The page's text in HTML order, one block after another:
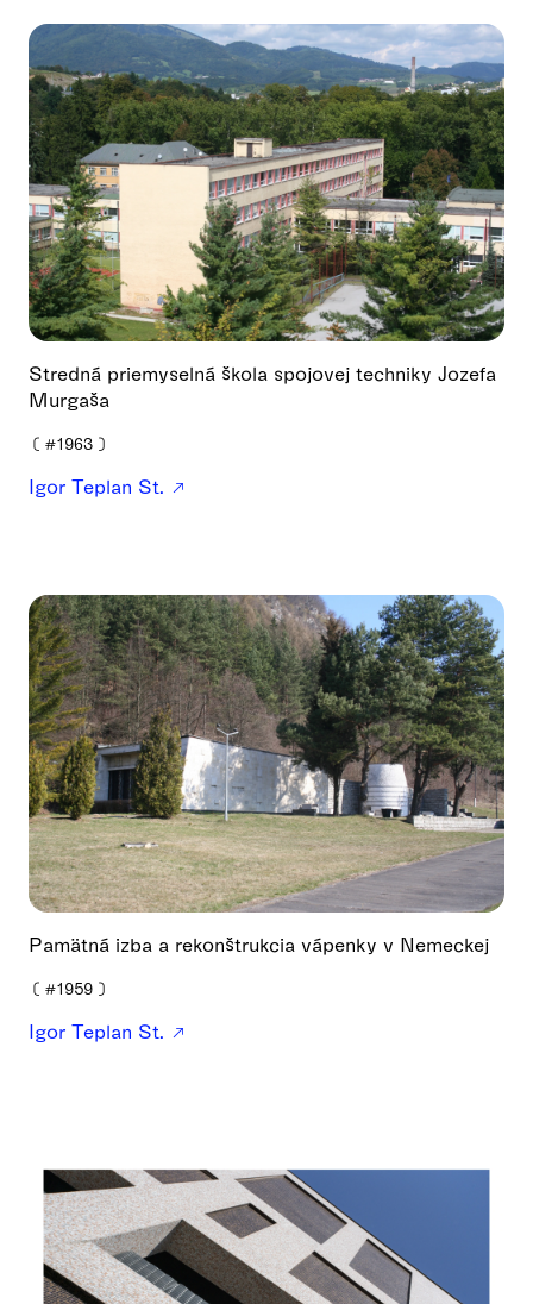
Stredná priemyselná škola spojovej techniky Jozefa
Murgaša
❪ #1963 ❫
Igor Teplan St.
Pamätná izba a rekonštrukcia vápenky v Nemeckej
❪ #1959 ❫
Igor Teplan St.